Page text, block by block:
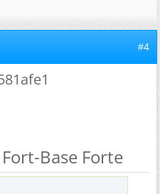
#4
Base Forte